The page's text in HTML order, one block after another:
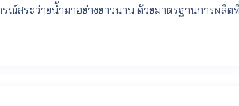
ณ์สระว่ายน้ำมาอย่างยาวนาน ด้วยมาตรฐานการผลิ